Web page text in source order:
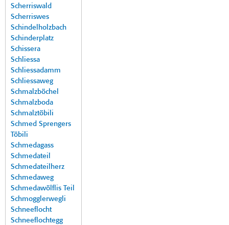
Scherriswald
Scherriswes
Schindelholzbach
Schinderplatz
Schissera
Schliessa
Schliessadamm
Schliessaweg
Schmalzböchel
Schmalzboda
Schmalztöbili
Schmed Sprengers
Töbili
Schmedagass
Schmedateil
Schmedateilherz
Schmedaweg
Schmedawölflis Teil
Schmogglerwegli
Schneeflocht
Schneeflochtegg